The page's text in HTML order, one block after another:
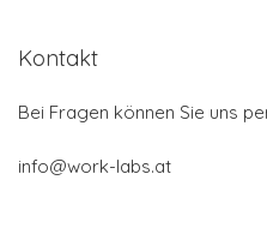
Kontakt
Bei Fragen können Sie uns
info@work-labs.at